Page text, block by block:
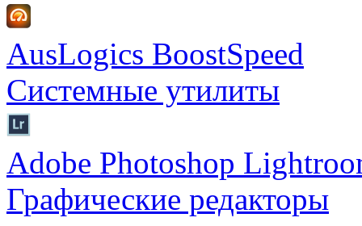
AusLogics BoostSpeed
Системные утилиты
Adobe Photoshop
Графические редакторы